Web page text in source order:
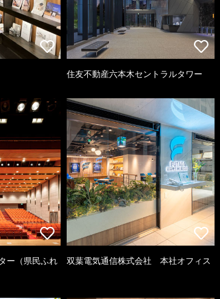
住友不動産六本木セントラルタワー
ー（県民ふれ
双葉電気通信株式会社 本社オフィス